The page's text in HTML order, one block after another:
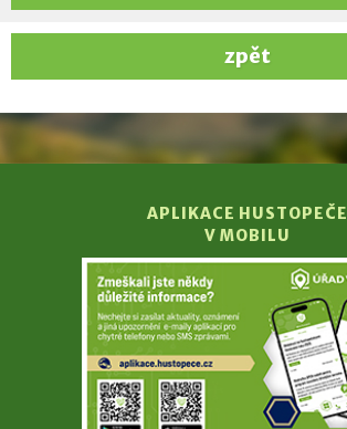
zpět
APLIKACE HUSTOPEČE
V MOBILU